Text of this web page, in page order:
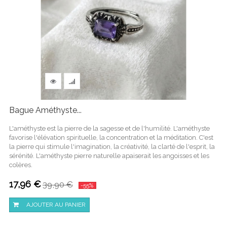
Bague Améthyste...
L'améthyste est la pierre de la sagesse et de l'humilité. L'améthyste
favorise l'élévation spirituelle, la concentration et la méditation. C'est
la pierre qui stimule l'imagination, la créativité, la clarté de l'esprit, la
sérénité. L'améthyste pierre naturelle apaiserait les angoisses et les
colères.
17,96 €39,90 € -55%
AJOUTER AU PANIER